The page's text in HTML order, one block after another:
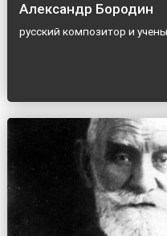
Александр Бородин
русский композитор и